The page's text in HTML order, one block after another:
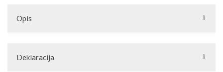
Opis
izradu kovanih kapija i ograda od kovanog gvožđa. Mogu se
kombinovati sa kovanim stubićima i ostalime elementima od
Deklaracija